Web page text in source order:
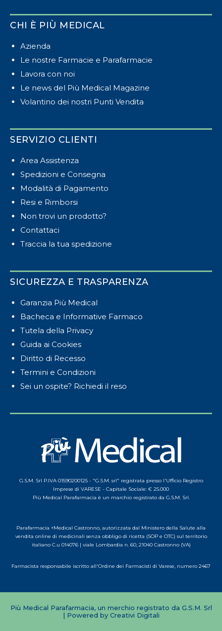
CHI È PIÙ MEDICAL
Azienda
Le nostre Farmacie e Parafarmacie
Lavora con noi
Le news del Più Medical Magazine
Volantino dei nostri Punti Vendita
SERVIZIO CLIENTI
Area Assistenza
Spedizioni e Consegna
Modalità di Pagamento
Resi e Rimborsi
Non trovi un prodotto?
Contattaci
Traccia la tua spedizione
SICUREZZA E TRASPARENZA
Garanzia Più Medical
Bacheca e Informative Farmaco
Tutela della Privacy
Guida ai Cookies
Diritto di Recesso
Termini e Condizioni
Sei un ospite? Richiedi il reso
G.S.M. Srl P.IVA 01590200125 - "G.S.M. srl" registrata presso l'Ufficio Registro
Imprese di VARESE - Capitale Sociale: € 25.000
Più Medical Parafarmacia è un marchio registrato da G.S.M. Srl.
Parafarmacia +Medical Castronno, autorizzata dal Ministero della Salute alla
vendita online di medicinali senza obbligo di ricetta (SOP e OTC) sul territorio
italiano C.u 014076 | viale Lombardia n. 60, 21040 Castronno (VA)
Farmacista responsabile iscritto all'Ordine dei Farmacisti di Varese, numero 2467
Più Medical Parafarmacia, un merchio registrato da G.S.M. Srl
| Powered by Creativi Digitali